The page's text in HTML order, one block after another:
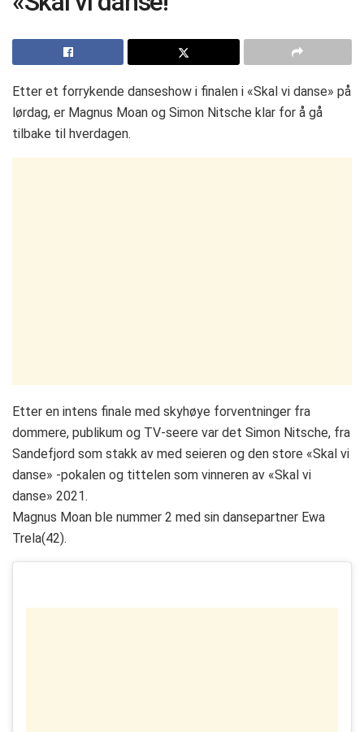
Etter et forrykende danseshow i finalen i «Skal vi danse» på
lørdag, er Magnus Moan og Simon Nitsche klar for å gå
tilbake til hverdagen.
Etter en intens finale med skyhøye forventninger fra
dommere, publikum og TV-seere var det Simon Nitsche, fra
Sandefjord som stakk av med seieren og den store «Skal vi
danse» -pokalen og tittelen som vinneren av «Skal vi
danse» 2021.
Magnus Moan ble nummer 2 med sin dansepartner Ewa
Trela(42).